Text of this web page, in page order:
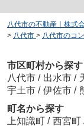
八代市の不動産｜株式
> 八代市 > 八代市のコ
市区町村から探す
八代市 / 出水市 /
宇土市 / 伊佐市 /
町名から探す
上知識町 / 西宮町